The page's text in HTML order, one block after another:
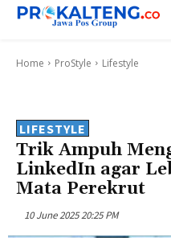
Home ProStyle Lifestyle
LIFESTYLE
Trik Ampuh
LinkedIn agar
Mata Perekrut
10 June 2025 20:25 PM